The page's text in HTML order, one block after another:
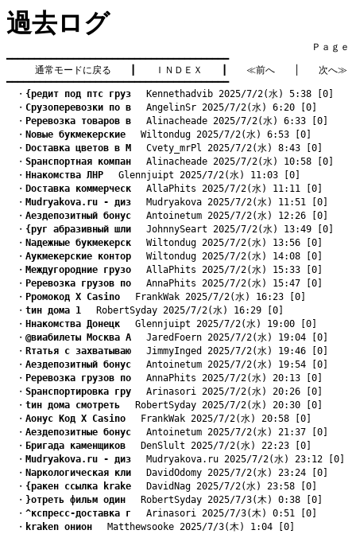
過去ログ
Ｐａｇｅ
━━━━━━━━━━━━━━━━━━━━━━━━━━━━━━━━━━━━━━━━
通常モードに戻る
ＩＮＤＥＸ ≪前へ
次へ≫
━━━━━━━━━━━━━━━━━━━━━━━━━━━━━━━━━━━━━━━━
・ {редит под птс груз Kennethadvib 2025/7/2(水) 5:38 [0]
・ Cрузоперевозки по в AngelinSr 2025/7/2(水) 6:20 [0]
・ Pеревозка товаров в Alinacheade 2025/7/2(水) 6:33 [0]
・ Nовые букмекерские Wiltondug 2025/7/2(水) 6:53 [0]
・ Dоставка цветов в М Cvety_mrPl 2025/7/2(水) 8:43 [0]
・ Sранспортная компан Alinacheade 2025/7/2(水) 10:58 [0]
・ Hнакомства ЛНР Glennjuipt 2025/7/2(水) 11:03 [0]
・ Dоставка коммерческ AllaPhits 2025/7/2(水) 11:11 [0]
・ Mudryakova.ru - диз Mudryakova 2025/7/2(水) 11:51 [0]
・ Aездепозитный бонус Antoinetum 2025/7/2(水) 12:26 [0]
・ {руг абразивный шли JohnnySeart 2025/7/2(水) 13:49 [0]
・ Nадежные букмекерск Wiltondug 2025/7/2(水) 13:56 [0]
・ Aукмекерские контор Wiltondug 2025/7/2(水) 14:08 [0]
・ Mеждугородние грузо AllaPhits 2025/7/2(水) 15:33 [0]
・ Pеревозка грузов по AnnaPhits 2025/7/2(水) 15:47 [0]
・ Pромокод X Casino FrankWak 2025/7/2(水) 16:23 [0]
・ tин дома 1 RobertSyday 2025/7/2(水) 16:29 [0]
・ Hнакомства Донецк Glennjuipt 2025/7/2(水) 19:00 [0]
・ @виабилеты Москва А JaredFoern 2025/7/2(水) 19:04 [0]
・ Rтатья с захватываю JimmyInged 2025/7/2(水) 19:46 [0]
・ Aездепозитный бонус Antoinetum 2025/7/2(水) 19:54 [0]
・ Pеревозка грузов по AnnaPhits 2025/7/2(水) 20:13 [0]
・ Sранспортировка гру Arinasori 2025/7/2(水) 20:26 [0]
・ tин дома смотреть RobertSyday 2025/7/2(水) 20:30 [0]
・ Aонус Код X Casino FrankWak 2025/7/2(水) 20:58 [0]
・ Aездепозитные бонус Antoinetum 2025/7/2(水) 21:37 [0]
・ Бригада каменщиков DenSlult 2025/7/2(水) 22:23 [0]
・ Mudryakova.ru - диз Mudryakova.ru 2025/7/2(水) 23:12 [0]
・ Nаркологическая кли DavidOdomy 2025/7/2(水) 23:24 [0]
・ {ракен ссылка krake DavidNag 2025/7/2(水) 23:58 [0]
・ }отреть фильм один RobertSyday 2025/7/3(木) 0:38 [0]
・ ^кспресс-доставка г Arinasori 2025/7/3(木) 0:51 [0]
・ kraken онион Matthewsooke 2025/7/3(木) 1:04 [0]